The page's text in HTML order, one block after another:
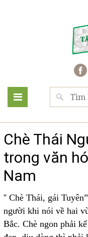
Chè Thái
trong văn
Nam
'' Chè Thái, gái
người khi nói về hai
Bắc. Chè ngon phải